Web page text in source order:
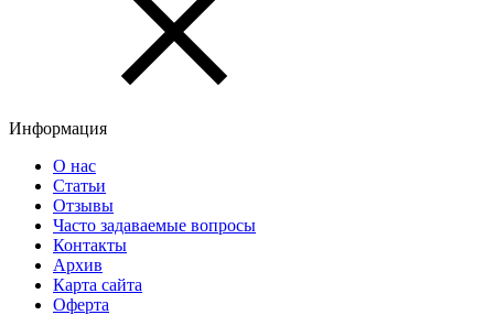
Информация
О нас
Статьи
Отзывы
Часто задаваемые вопросы
Контакты
Архив
Карта сайта
Оферта